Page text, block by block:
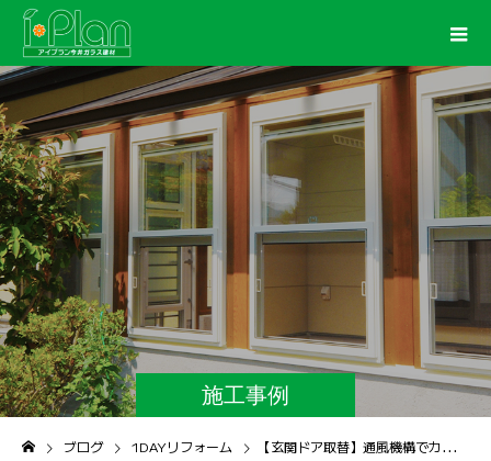
施工事例
ブログ 1DAYリフォーム 【玄関ドア取替】通風機構でカギを閉めたまま換気ができる玄関ドアへ！